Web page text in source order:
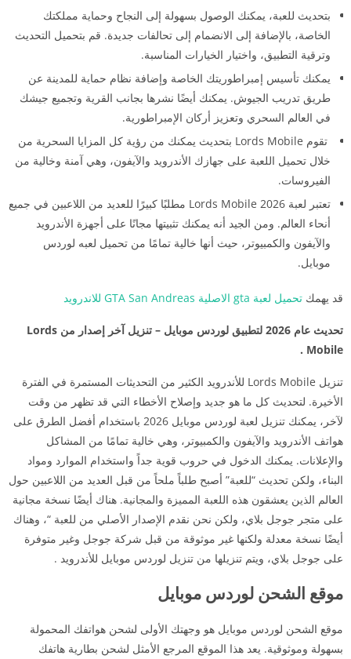
بتحديث للعبة، يمكنك الوصول بسهولة إلى النجاح وحماية مملكتك
الخاصة، بالإضافة إلى الانضمام إلى تحالفات جديدة. قم بتحميل التحديث
وترقية التطبيق، واختيار الخيارات المناسبة.
يمكنك تأسيس إمبراطوريتك الخاصة وإضافة نظام حماية للمدينة عن
طريق تدريب الجيوش. يمكنك أيضًا نشرها بجانب القرية وتجميع جيشك
في العالم السحري وتعزيز أركان الإمبراطورية.
تقوم Lords Mobile بتحديث يمكنك من رؤية كل المزايا السحرية من
خلال تحميل اللعبة على جهازك الأندرويد والآيفون، وهي آمنة وخالية من
الفيروسات.
تعتبر لعبة Lords Mobile 2026 مطلبًا كبيرًا للعديد من اللاعبين في جميع
أنحاء العالم. ومن الجيد أنه يمكنك تثبيتها مجانًا على أجهزة الأندرويد
والآيفون والكمبيوتر، حيث أنها خالية تمامًا من تحميل لعبه لوردس
موبايل.
قد يهمك تحميل لعبة gta الاصلية GTA San Andreas للاندرويد
تحديث عام 2026 لتطبيق لوردس موبايل – تنزيل آخر إصدار من Lords
Mobile .
تنزيل Lords Mobile للأندرويد الكثير من التحديثات المستمرة في الفترة
الأخيرة. لتحديث كل ما هو جديد وإصلاح الأخطاء التي قد تظهر من وقت
لآخر، يمكنك تنزيل لعبة لوردس موبايل 2026 باستخدام أفضل الطرق على
هواتف الأندرويد والآيفون والكمبيوتر، وهي خالية تمامًا من المشاكل
والإعلانات. يمكنك الدخول في حروب قوية جداً واستخدام الموارد ومواد
البناء، ولكن تحديث “للعبة” أصبح طلباً ملحاً من قبل العديد من اللاعبين حول
العالم الذين يعشقون هذه اللعبة المميزة والمجانية. هناك أيضًا نسخة مجانية
على متجر جوجل بلاي، ولكن نحن نقدم الإصدار الأصلي من للعبة “، وهناك
أيضًا نسخة معدلة ولكنها غير موثوقة من قبل شركة جوجل وغير متوفرة
على جوجل بلاي، ويتم تنزيلها من تنزيل لوردس موبايل للأندرويد .
موقع الشحن لوردس موبايل
موقع الشحن لوردس موبايل هو وجهتك الأولى لشحن هواتفك المحمولة
بسهولة وموثوقية. يعد هذا الموقع المرجع الأمثل لشحن بطارية هاتفك